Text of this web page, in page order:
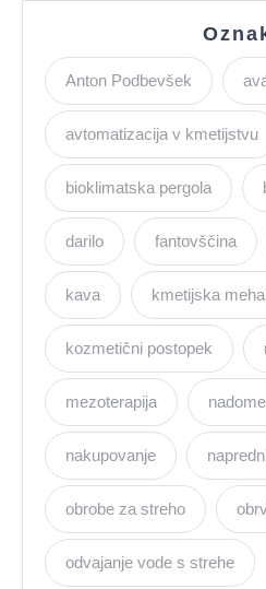
Anton Podbevšek
avtomatizacija v kmetijstvu
bioklimatska pergola
darilo fantovščina
kava kmetijska
kozmetični postopek
mezoterapija
nakupovanje
obrobe za streho
odvajanje vode s strehe